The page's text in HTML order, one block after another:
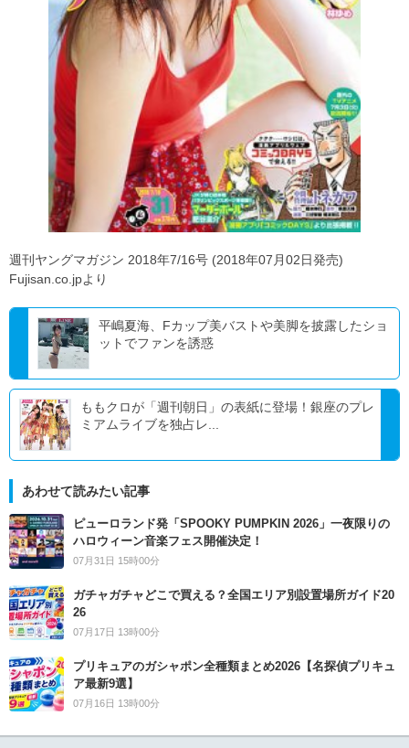
週刊ヤングマガジン 2018年7/16号 (2018年07月02日発売)
Fujisan.co.jpより
平嶋夏海、Fカップ美バストや美脚を披露したショ
ットでファンを誘惑
ももクロが「週刊朝日」の表紙に登場！銀座のプレ
ミアムライブを独占レ...
あわせて読みたい記事
ピューロランド発「SPOOKY PUMPKIN 2026」一夜限りの
ハロウィーン音楽フェス開催決定！
07月31日 15時00分
ガチャガチャどこで買える？全国エリア別設置場所ガイド20
26
07月17日 13時00分
プリキュアのガシャポン全種類まとめ2026【名探偵プリキュ
ア最新9選】
07月16日 13時00分